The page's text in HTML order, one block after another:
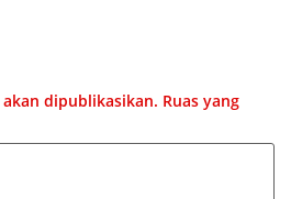
dipublikasikan. Ruas yang